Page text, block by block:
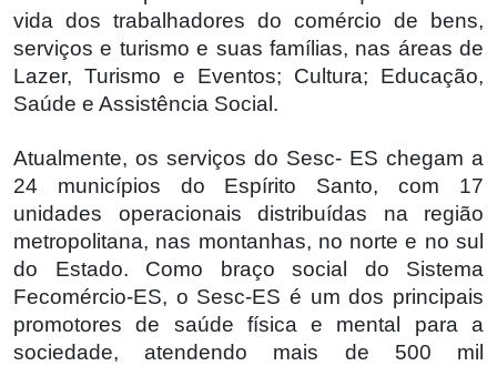
vida dos trabalhadores do comércio de bens,
serviços e turismo e suas famílias, nas áreas de
Lazer, Turismo e Eventos; Cultura; Educação,
Saúde e Assistência Social.
Atualmente, os serviços do Sesc- ES chegam a
24 municípios do Espírito Santo, com 17
unidades operacionais distribuídas na região
metropolitana, nas montanhas, no norte e no sul
do Estado. Como braço social do Sistema
Fecomércio-ES, o Sesc-ES é um dos principais
promotores de saúde física e mental para a
sociedade, atendendo mais de 500 mil